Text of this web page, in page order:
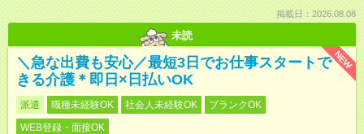
掲載日：2026.08.08
未読
NEW
＼急な出費も安心／最短3日でお仕事スタートで
きる介護＊即日×日払いOK
派遣 職種未経験OK 社会人未経験OK
ブランクOK
WEB登録・面接OK